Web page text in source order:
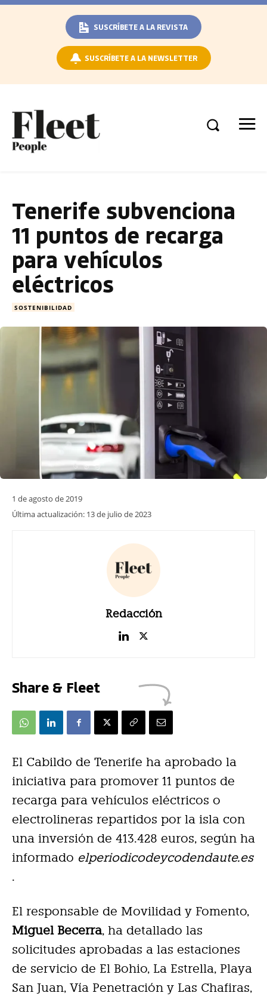
SUSCRÍBETE A LA REVISTA
SUSCRÍBETE A LA NEWSLETTER
Tenerife subvenciona
11 puntos de recarga
para vehículos
eléctricos
SOSTENIBILIDAD
1 de agosto de 2019
Última actualización: 13 de julio de 2023
Redacción
Share & Fleet
El Cabildo de Tenerife ha aprobado la
iniciativa para promover 11 puntos de
recarga para vehículos eléctricos o
electrolineras repartidos por la isla con
una inversión de 413.428 euros, según ha
informado elperiodicodeycodendaute.es
.
El responsable de Movilidad y Fomento,
Miguel Becerra, ha detallado las
solicitudes aprobadas a las estaciones
de servicio de El Bohio, La Estrella, Playa
San Juan, Vía Penetración y Las Chafiras,